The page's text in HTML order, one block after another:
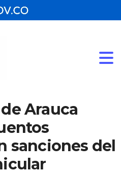
Arauca
sanciones del